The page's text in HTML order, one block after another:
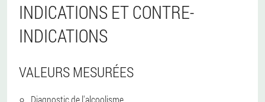
INDICATIONS ET CONTRE-
INDICATIONS
VALEURS MESURÉES